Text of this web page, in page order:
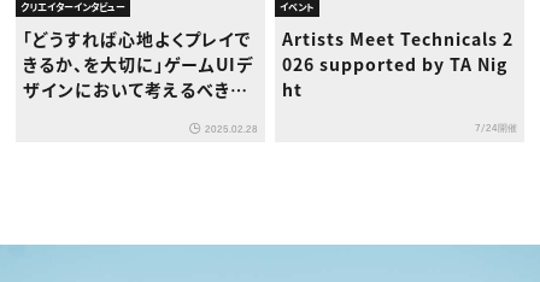
クリエイターインタビュー
「どうすれば心地よくプレイで
きるか、を大切に」ゲームUIデ
ザインにおいて考えるべきこ
室長・植田雅生氏インタビュ
2025.02.28
イベント
Artists Meet Technicals 2
026 supported by TA Nig
ht
7/24開催